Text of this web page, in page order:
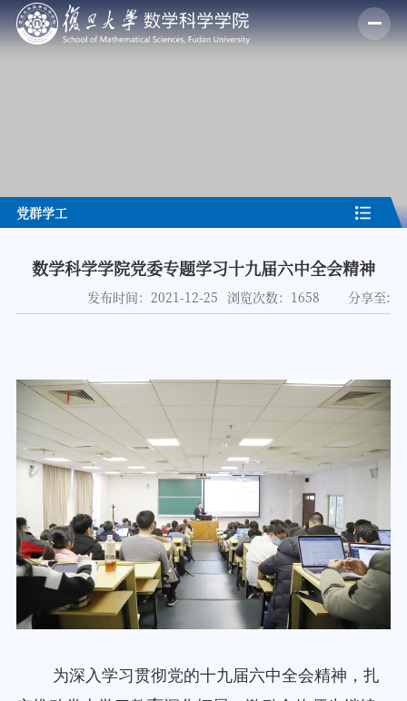
党群学工
数学科学学院党委专题学习十九届六中全会精神
发布时间：2021-12-25 浏览次数： 1658 分享至:
为深入学习贯彻党的十九届六中全会精神，扎